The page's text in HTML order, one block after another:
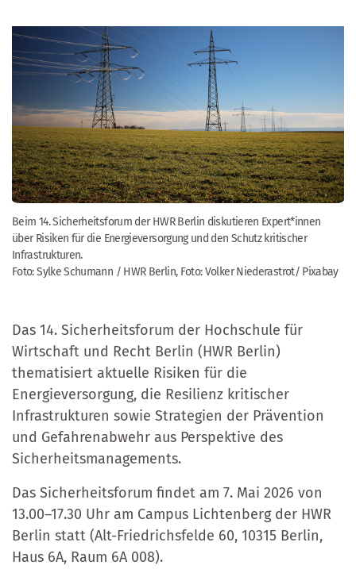
Beim 14. Sicherheitsforum der HWR Berlin diskutieren Expert*innen
über Risiken für die Energieversorgung und den Schutz kritischer
Infrastrukturen.
Foto: Sylke Schumann / HWR Berlin, Foto: Volker Niederastrot/ Pixabay
Das 14. Sicherheitsforum der Hochschule für
Wirtschaft und Recht Berlin (HWR Berlin)
thematisiert aktuelle Risiken für die
Energieversorgung, die Resilienz kritischer
Infrastrukturen sowie Strategien der Prävention
und Gefahrenabwehr aus Perspektive des
Sicherheitsmanagements.
Das Sicherheitsforum findet am 7. Mai 2026 von
13.00–17.30 Uhr am Campus Lichtenberg der HWR
Berlin statt (Alt-Friedrichsfelde 60, 10315 Berlin,
Haus 6A, Raum 6A 008).